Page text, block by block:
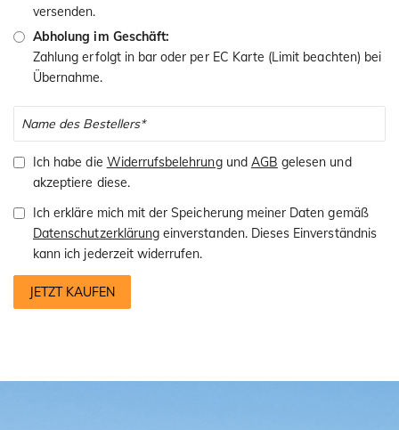
versenden.
Abholung im Geschäft:
Zahlung erfolgt in bar oder per EC Karte (Limit beachten) bei
Übernahme.
Ich habe die Widerrufsbelehrungund AGB gelesen und
akzeptiere diese.
Ich erkläre mich mit der Speicherung meiner Daten gemäß
Datenschutzerklärung einverstanden. Dieses Einverständnis
kann ich jederzeit widerrufen.
JETZT KAUFEN